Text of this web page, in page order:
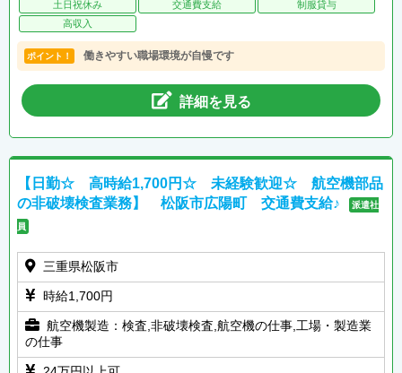
土日祝休み
交通費支給
制服貸与
高収入
ポイント！ 働きやすい職場環境が自慢です
詳細を見る
【日勤☆ 高時給1,700円☆ 未経験歓迎☆ 航空機部品
の非破壊検査業務】 松阪市広陽町 交通費支給♪
派遣社
員
三重県松阪市
時給1,700円
航空機製造：検査,非破壊検査,航空機の仕事,工場・製造業
の仕事